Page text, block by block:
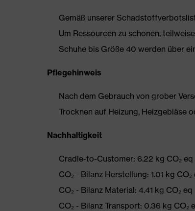
Gemäß unserer
Um Ressourcen zu schonen,
Schuhe bis Größe 40 werden über
Pflegehinweis
Nach dem Gebrauch von grober
Trocknen auf Heizung, Heizgebläse
Nachhaltigkeit
Cradle-to-Customer: 6.22 kg CO₂ eq
CO₂ - Bilanz Herstellung: 1.01 kg CO₂
CO₂ - Bilanz Material: 4.41 kg CO₂ eq
CO₂ - Bilanz Transport: 0.36 kg CO₂